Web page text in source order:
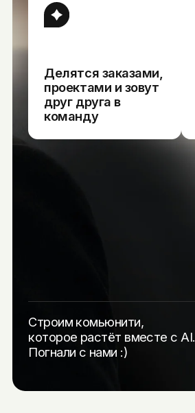
Делятся заказами,
проектами и зовут
друг друга в
команду
Строим комьюнити,
которое растёт вместе с AI.
Погнали с нами :)